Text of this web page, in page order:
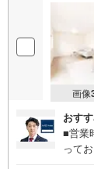
画像
おす
■営業
って